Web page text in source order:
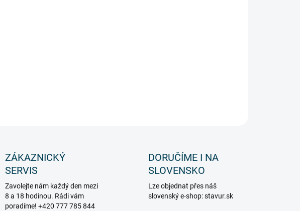
ZÁKAZNICKÝ
SERVIS
Zavolejte nám každý den mezi
8 a 18 hodinou. Rádi vám
poradíme! +420 777 785 844
DORUČÍME I NA
SLOVENSKO
Lze objednat přes náš
slovenský e-shop: stavur.sk